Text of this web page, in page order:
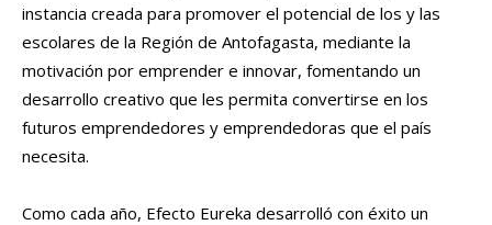
instancia creada para promover el potencial de los y las
escolares de la Región de Antofagasta, mediante la
motivación por emprender e innovar, fomentando un
desarrollo creativo que les permita convertirse en los
futuros emprendedores y emprendedoras que el país
necesita.
Como cada año, Efecto Eureka desarrolló con éxito un